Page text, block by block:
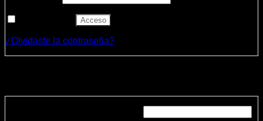
Acceso
¿Olvidaste la contraseña?